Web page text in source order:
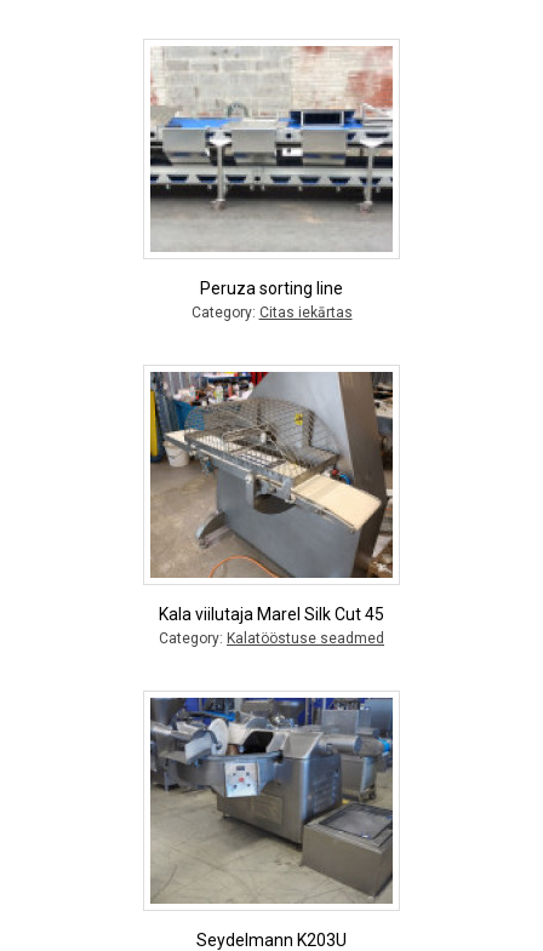
Peruza sorting line
Category: Citas iekārtas
Kala viilutaja Marel Silk Cut 45
Category: Kalatööstuse seadmed
Seydelmann K203U